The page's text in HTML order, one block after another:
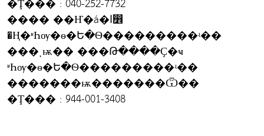
���� ��Ҥ�á�ا෾
�Ң�ʶҺѹ�ѳ�Ե�Ѳ���������ʵ��
���ͺѭ�� ���Թ����Ҫ�ҹ
ʶҺѹ�ѳ�Ե�Ѳ���������ʵ��
�������ѭ�������Ѿ��
�Ţ��� : 944-001-3408